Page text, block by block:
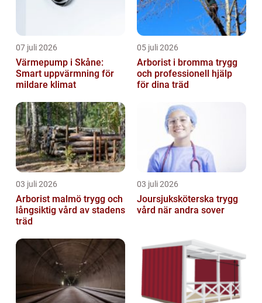
07 juli 2026
Värmepump i Skåne:
Smart uppvärmning för
mildare klimat
05 juli 2026
Arborist i bromma trygg
och professionell hjälp
för dina träd
03 juli 2026
Arborist malmö trygg och
långsiktig vård av stadens
träd
03 juli 2026
Joursjuksköterska trygg
vård när andra sover